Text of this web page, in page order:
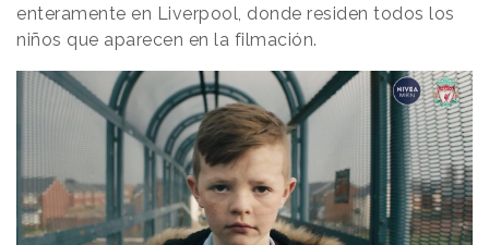
enteramente en Liverpool, donde residen todos los
niños que aparecen en la filmación.